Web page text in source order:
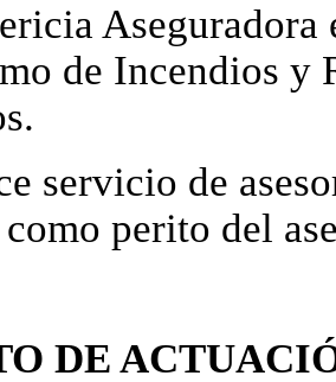
Aseguradora
de Incendios y
servicio de
perito del
DE